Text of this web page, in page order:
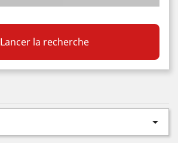
Lancer la recherche
